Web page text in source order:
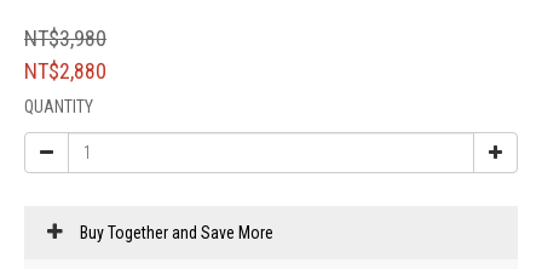
NT$3,980
NT$2,880
QUANTITY
Buy Together and Save More